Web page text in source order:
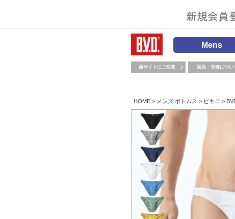
Mens
偽サイトにご注意 返品・交換につい
HOME メンズ ボトムス ビキニ